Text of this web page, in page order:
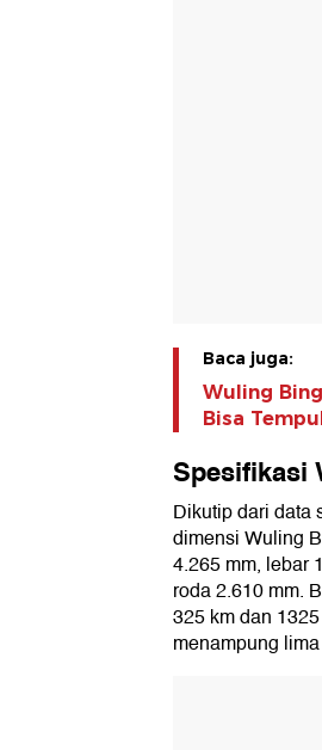
Baca juga:
Wuling
Bisa
Spesifikasi
Dikutip dari data
dimensi Wuling
4.265 mm, lebar
roda 2.610 mm.
325 km dan
menampung